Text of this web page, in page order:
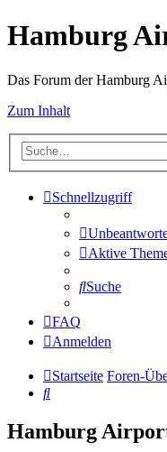
Hamburg
Das Forum der Hamburg
Zum Inhalt
Schnellzugriff
Aktive
Suche
FAQ
Anmelden
Startseite Foren-
Suche
Hamburg